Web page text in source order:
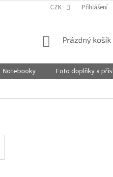
POŠTOVNÉ KONTAKTY
CZK Přihlášení
NÁKUPNÍ
Prázdný košík
Notebooky Foto doplňky a